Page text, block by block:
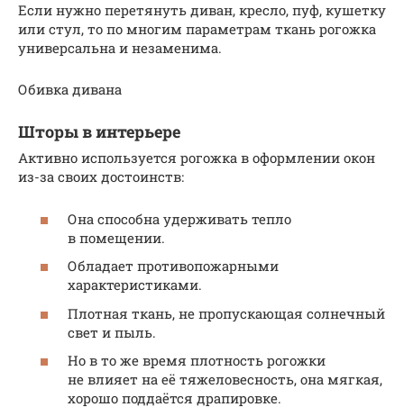
Если нужно перетянуть диван, кресло, пуф, кушетку
или стул, то по многим параметрам ткань рогожка
универсальна и незаменима.
Обивка дивана
Шторы в интерьере
Активно используется рогожка в оформлении окон
из-за своих достоинств:
Она способна удерживать тепло
в помещении.
Обладает противопожарными
характеристиками.
Плотная ткань, не пропускающая солнечный
свет и пыль.
Но в то же время плотность рогожки
не влияет на её тяжеловесность, она мягкая,
хорошо поддаётся драпировке.